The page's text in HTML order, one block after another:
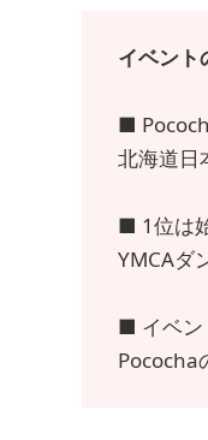
イベント
■
北海道日
■ 1位は
YMCAダ
■ イベン
Pococha